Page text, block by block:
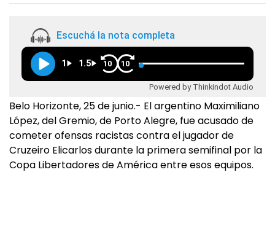
Escuchá la nota completa
1 1.5 10 10
Powered by Thinkindot Audio
Belo Horizonte, 25 de junio.- El argentino Maximiliano
López, del Gremio, de Porto Alegre, fue acusado de
cometer ofensas racistas contra el jugador de
Cruzeiro Elicarlos durante la primera semifinal por la
Copa Libertadores de América entre esos equipos.